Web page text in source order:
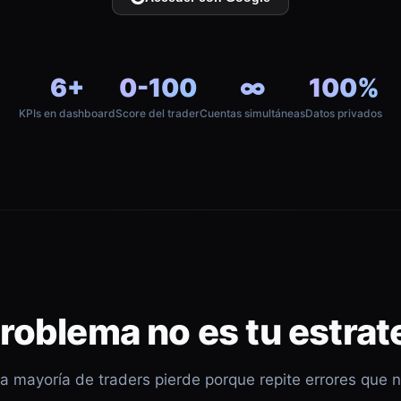
6+
KPIs en dashboard
0-100
Score del trader
∞
Cuentas simultáneas
100%
Datos privados
no es tu
mayoría de traders pierde porque repite errores que